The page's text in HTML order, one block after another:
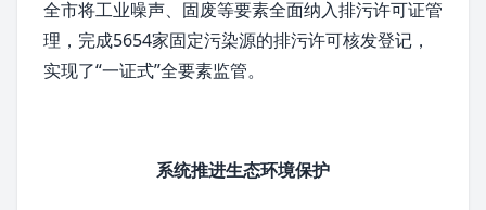
全市将工业噪声、固废等要素全面纳入排污许可证管
理，完成5654家固定污染源的排污许可核发登记，
实现了“一证式”全要素监管。
系统推进生态环境保护